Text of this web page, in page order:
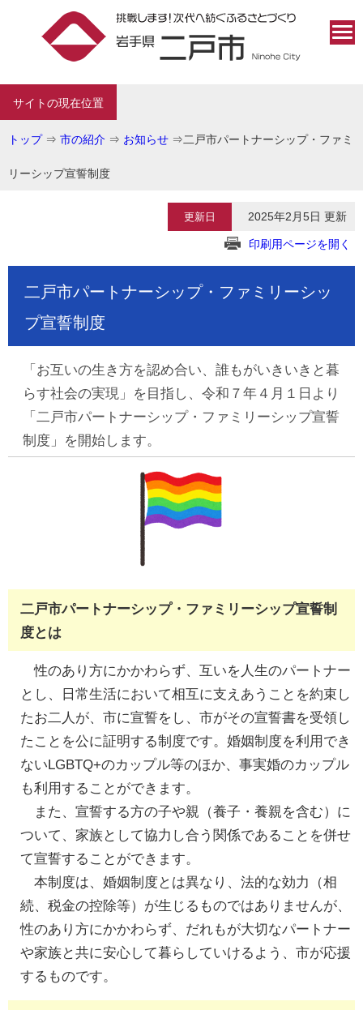
サイトの現在位置
トップ⇒ 市の紹介 ⇒ お知らせ ⇒二戸市パートナーシップ・ファミ
リーシップ宣誓制度
更新日 2025年2月5日 更新
印刷用ページを開く
二戸市パートナーシップ・ファミリーシッ
プ宣誓制度
「お互いの生き方を認め合い、誰もがいきいきと暮
らす社会の実現」を目指し、令和７年４月１日より
「二戸市パートナーシップ・ファミリーシップ宣誓
制度」を開始します。
二戸市パートナーシップ・ファミリーシップ宣誓制
度とは
性のあり方にかかわらず、互いを人生のパートナー
とし、日常生活において相互に支えあうことを約束し
たお二人が、市に宣誓をし、市がその宣誓書を受領し
たことを公に証明する制度です。婚姻制度を利用でき
ないLGBTQ+のカップル等のほか、事実婚のカップル
も利用することができます。
また、宣誓する方の子や親（養子・養親を含む）に
ついて、家族として協力し合う関係であることを併せ
て宣誓することができます。
本制度は、婚姻制度とは異なり、法的な効力（相
続、税金の控除等）が生じるものではありませんが、
性のあり方にかかわらず、だれもが大切なパートナー
や家族と共に安心して暮らしていけるよう、市が応援
するものです。